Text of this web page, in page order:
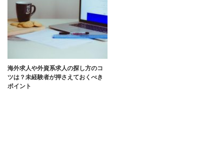
海外求人や外資系求人の探し方のコ
ツは？未経験者が押さえておくべき
ポイント